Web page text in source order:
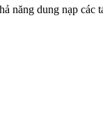
năng dung nạp các